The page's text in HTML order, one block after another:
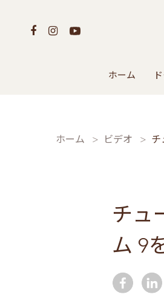
ホーム
ホーム ビデオ チ
チュ
ム 9